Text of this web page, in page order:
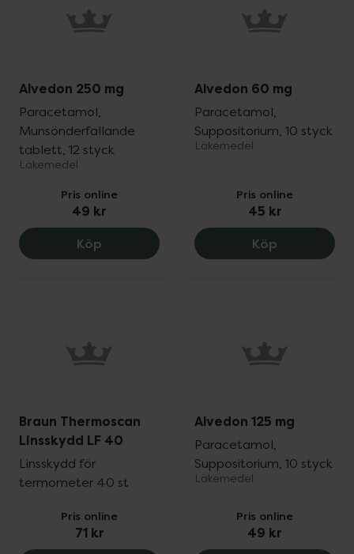
Alvedon 250 mg
Paracetamol,
Munsönderfallande
tablett, 12 styck
Läkemedel
Pris online
49 kr
Köp Alvedon 250 mg, 49 kr.
Alvedon 60 mg
Paracetamol,
Suppositorium, 10 styck
Läkemedel
Pris online
45 kr
Köp Alvedon
Braun Thermoscan
Linsskydd LF 40
Linsskydd för
termometer 40 st
Pris online
71 kr
Alvedon 125 mg
Paracetamol,
Suppositorium, 10 styck
Läkemedel
Pris online
49 kr